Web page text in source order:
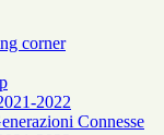
corner
2022
Connesse